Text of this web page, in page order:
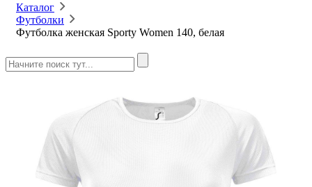
Каталог
Футболки
Футболка женская Sporty Women 140, белая